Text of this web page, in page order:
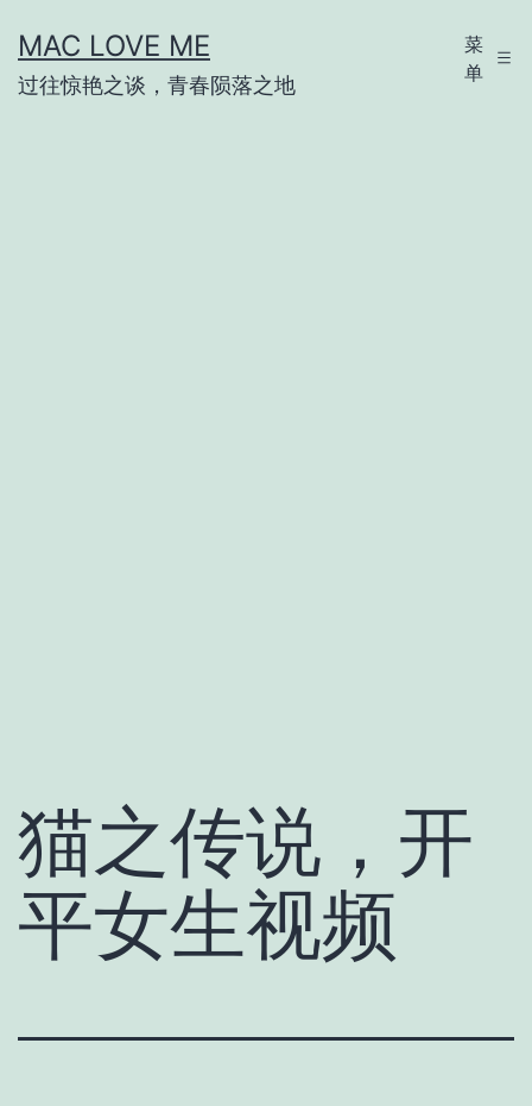
至
内
MAC LOVE ME
过往惊艳之谈，青春陨落之地
菜
单
猫之传说，开
平女生视频